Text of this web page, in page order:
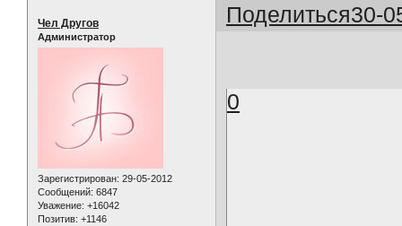
Поделиться30-
Чел Другов
Администратор
Зарегистрирован: 29-05-2012
Сообщений: 6847
Уважение: +16042
Позитив: +1146
0